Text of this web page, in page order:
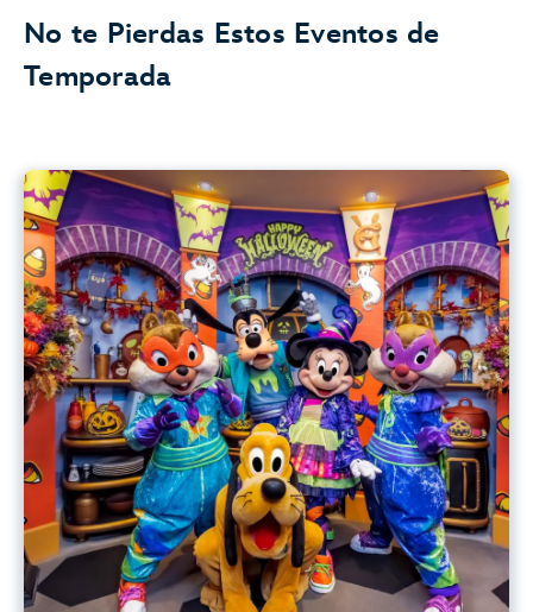
No te Pierdas Estos Eventos de
Temporada
¡Goofy’s Kitchen Celebra Halloween!
Disfruta de un espectacular festín de Halloween, donde
Goofy y sus amigos lucen sus disfraces más encantadores y
te esperan una gran variedad de deliciosos platos y
sabrosas golosinas.